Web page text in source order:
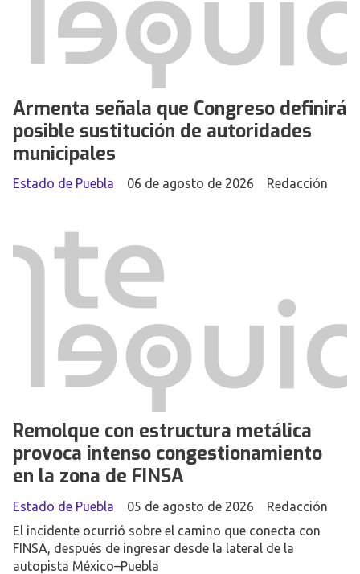
Armenta señala que Congreso definirá
posible sustitución de autoridades
municipales
Redacción
Estado de Puebla 06 de agosto de 2026
Remolque con estructura metálica
provoca intenso congestionamiento
en la zona de FINSA
Redacción
Estado de Puebla
05 de agosto de 2026
El incidente ocurrió sobre el camino que conecta con
FINSA, después de ingresar desde la lateral de la
autopista México–Puebla